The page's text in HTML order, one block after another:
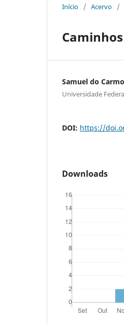
Início / Acervo /
Samuel do
Universidade
DOI: https://
Downloads